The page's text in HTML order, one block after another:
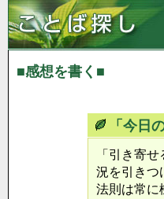
■感想を書く■
「今日
「引き寄
況を引きつ
法則は常に